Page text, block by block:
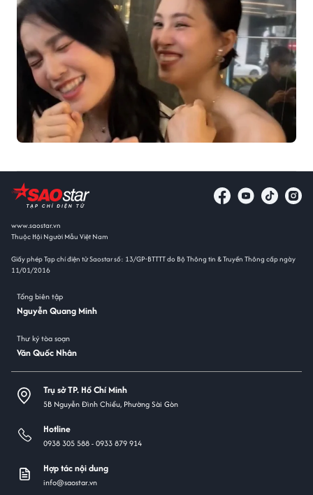
www.saostar.vn
Thuộc Hội Người Mẫu Việt Nam
Giấy phép Tạp chí điện tử Saostar số: 13/GP-BTTTT do Bộ Thông tin & Truyền Thông cấp ngày
11/01/2016
Tổng biên tập
Nguyễn Quang Minh
Thư ký tòa soạn
Văn Quốc Nhân
Trụ sở TP. Hồ Chí Minh
5B Nguyễn Đình Chiểu, Phường Sài Gòn
Hotline
0938 305 588 -0933 879 914
Hợp tác nội dung
info@saostar.vn